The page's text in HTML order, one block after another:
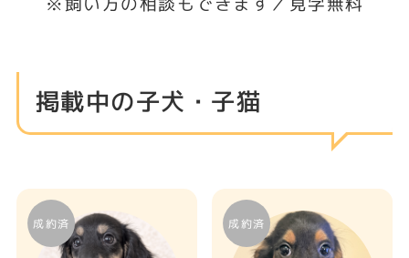
ママ
種類：カニンヘンダックス
フンド
種類：ミニチュア・ダック
スフンド
出産予定日：2025-10-
02
掲載中の子犬・子猫